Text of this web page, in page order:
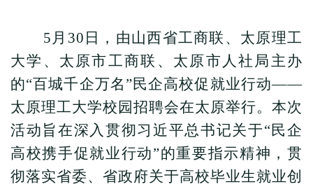
5 月30日，由山西省工商联、太原理工
大学、太原市工商联、太原市人社局主办
的“百城千企万名”民企高校促就业行动——
太原理工大学校园招聘会在太原举行。本次
活动旨在深入贯彻习近平总书记关于“民企
高校携手促就业行动”的重要指示精神，贯
彻落实省委、省政府关于高校毕业生就业创